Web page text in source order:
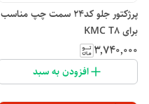
پرژکتور جلو کد۲۴ سمت چپ مناسب
برای KMC T8
۳٬۷۴۰٬۰۰۰
افزودن به سبد